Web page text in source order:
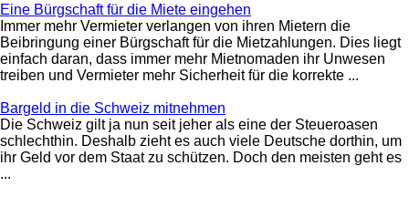
Eine Bürgschaft für die Miete eingehen
Immer mehr Vermieter verlangen von ihren Mietern die
Beibringung einer Bürgschaft für die Mietzahlungen. Dies liegt
einfach daran, dass immer mehr Mietnomaden ihr Unwesen
treiben und Vermieter mehr Sicherheit für die korrekte ...
Bargeld in die Schweiz mitnehmen
Die Schweiz gilt ja nun seit jeher als eine der Steueroasen
schlechthin. Deshalb zieht es auch viele Deutsche dorthin, um
ihr Geld vor dem Staat zu schützen. Doch den meisten geht es
...